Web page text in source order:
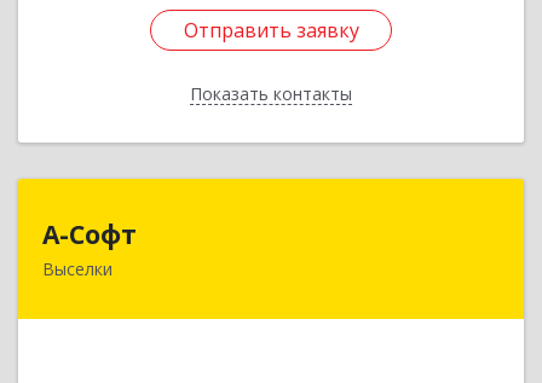
Отправить заявку
Показать контакты
Отправить заявку
Назад
А-Софт
Выселки353100, Краснодарский край, Выселковский